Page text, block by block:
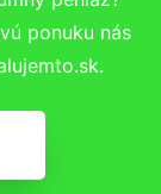
ponuku nás